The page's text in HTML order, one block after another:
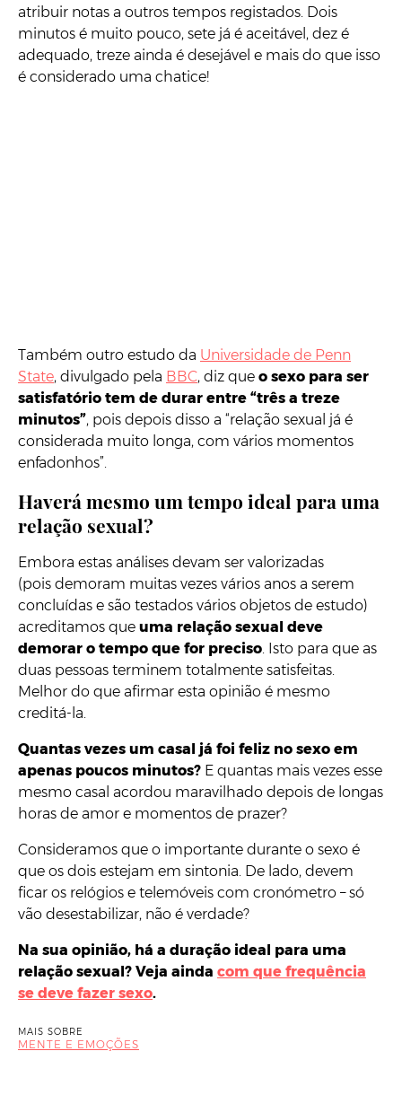
atribuir notas a outros tempos registados. Dois
minutos é muito pouco, sete já é aceitável, dez é
adequado, treze ainda é desejável e mais do que isso
é considerado uma chatice!
Também outro estudo da Universidade de Penn
State, divulgado pela BBC, diz que o sexo para ser
satisfatório tem de durar entre “três a treze
minutos”, pois depois disso a “relação sexual já é
considerada muito longa, com vários momentos
enfadonhos”.
Haverá mesmo um tempo ideal para uma
relação sexual?
Embora estas análises devam ser valorizadas
(pois demoram muitas vezes vários anos a serem
concluídas e são testados vários objetos de estudo)
acreditamos que uma relação sexual deve
demorar o tempo que for preciso. Isto para que as
duas pessoas terminem totalmente satisfeitas.
Melhor do que afirmar esta opinião é mesmo
creditá-la.
Quantas vezes um casal já foi feliz no sexo em
apenas poucos minutos? E quantas mais vezes esse
mesmo casal acordou maravilhado depois de longas
horas de amor e momentos de prazer?
Consideramos que o importante durante o sexo é
que os dois estejam em sintonia. De lado, devem
ficar os relógios e telemóveis com cronómetro – só
vão desestabilizar, não é verdade?
Na sua opinião, há a duração ideal para uma
relação sexual? Veja ainda com que frequência
se deve fazer sexo.
MAIS SOBRE
MENTE E EMOÇÕES